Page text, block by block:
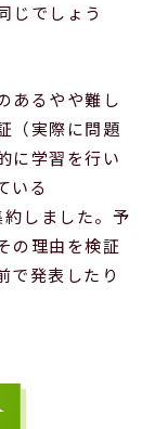
じでしょう
あるやや難し
（実際に問題
に学習を行い
いる
しました。予
の理由を検証
で発表したり